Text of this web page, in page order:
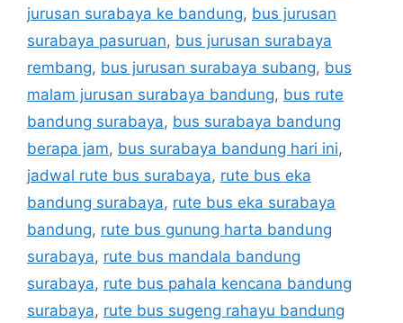
jurusan surabaya ke bandung, bus jurusan
surabaya pasuruan, bus jurusan surabaya
rembang, bus jurusan surabaya subang, bus
malam jurusan surabaya bandung, bus rute
bandung surabaya, bus surabaya bandung
berapa jam, bus surabaya bandung hari ini,
jadwal rute bus surabaya, rute bus eka
bandung surabaya, rute bus eka surabaya
bandung, rute bus gunung harta bandung
surabaya, rute bus mandala bandung
surabaya, rute bus pahala kencana bandung
surabaya, rute bus sugeng rahayu bandung